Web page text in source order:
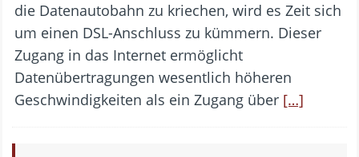
die Datenautobahn zu kriechen, wird es Zeit sich
um einen DSL-Anschluss zu kümmern. Dieser
Zugang in das Internet ermöglicht
Datenübertragungen wesentlich höheren
Geschwindigkeiten als ein Zugang über […]